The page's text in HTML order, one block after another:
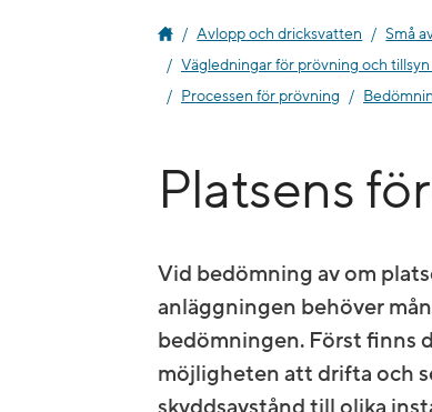
Avlopp och dricksvatten
Små
Vägledningar för prövning och tillsyn
Processen för prövning
Platsens
Vid bedömning av om
anläggningen behöver
bedömningen. Först finns
möjligheten att drifta och